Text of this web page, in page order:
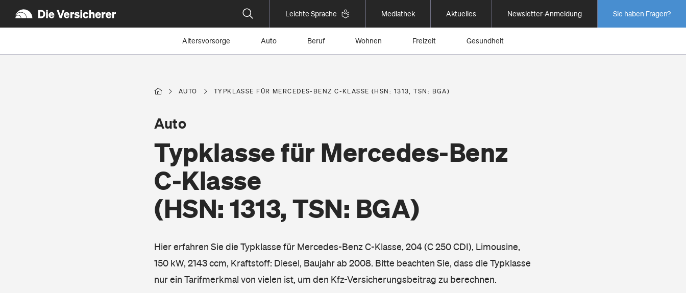
Leichte Sprache Mediathek Aktuelles Newsletter-Anmeldung Sie haben Fragen?
Altersvorsorge Auto Beruf Wohnen Freizeit Gesundheit
AUTO TYPKLASSE FÜR MERCEDES-BENZ C-KLASSE (HSN: 1313, TSN: BGA)
Typklasse für Mercedes-Benz
C-Klasse
(HSN: 1313, TSN: BGA)
Auto
Hier erfahren Sie die Typklasse für Mercedes-Benz C-Klasse, 204 (C 250 CDI), Limousine,
150 kW, 2143 ccm, Kraftstoff: Diesel, Baujahr ab 2008. Bitte beachten Sie, dass die Typklasse
nur ein Tarifmerkmal von vielen ist, um den Kfz-Versicherungsbeitrag zu berechnen.